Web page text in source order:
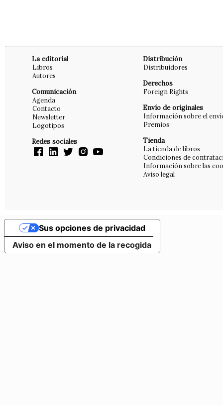
La editorial
Libros
Autores
Comunicación
Agenda
Contacto
Newsletter
Logotipos
Redes sociales
Distribución
Distribuidores
Derechos
Foreign Rights
Envío de originales
Información sobre el
Premios
Tienda
La tienda de libros
Condiciones de
Información sobre las
Aviso legal
Aviso en el momento de la recogida
Sus opciones de privacidad